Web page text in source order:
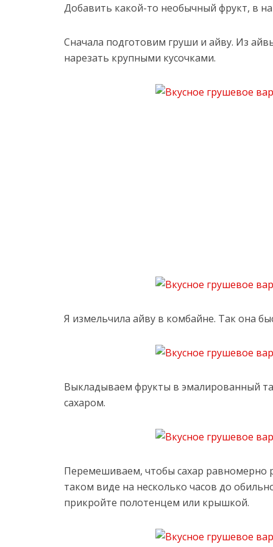
Добавить какой-то необычный фрукт, в
Сначала подготовим груши и айву. Из
нарезать крупными кусочками.
Я измельчила айву в комбайне. Так она
Выкладываем фрукты в эмалированный
сахаром.
Перемешиваем, чтобы сахар равномерно
таком виде на несколько часов до
прикройте полотенцем или крышкой.